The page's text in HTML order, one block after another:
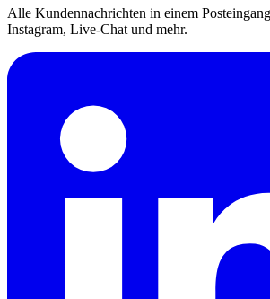
Alle Kundennachrichten in einem
Instagram, Live-Chat und mehr.